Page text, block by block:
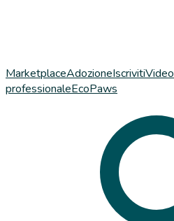
MarketplaceAdozioneIscrivitiVideo
professionaleEcoPaws